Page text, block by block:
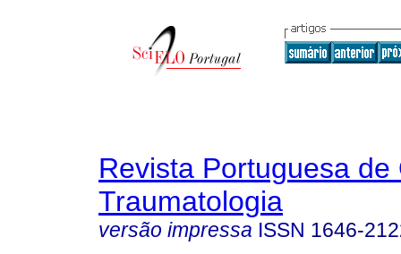
Revista Portuguesa de
Traumatologia
versão impressa ISSN 1646-